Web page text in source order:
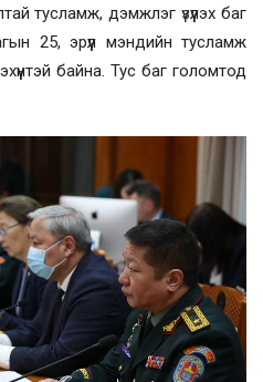
тусламж, дэмжлэг үзүүлэх баг
25, эрүүл мэндийн тусламж
байна. Тус баг голомтод